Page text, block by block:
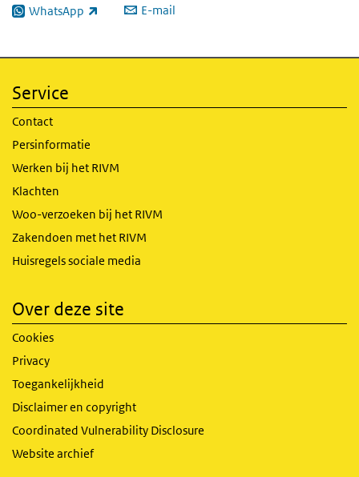
WhatsApp
(externe link) E-mail
Service
Contact
Persinformatie
Werken bij het RIVM
Klachten
Woo-verzoeken bij het RIVM
Zakendoen met het RIVM
Huisregels sociale media
Over deze site
Cookies
Privacy
Toegankelijkheid
Disclaimer en copyright
Coordinated Vulnerability Disclosure
Website archief